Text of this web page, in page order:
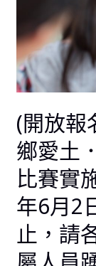
(開放報
鄉愛土
比賽實
年6月2
止，請
縣
2025「愛
鄉
愛
義
民
後
生」
客
語
講
古